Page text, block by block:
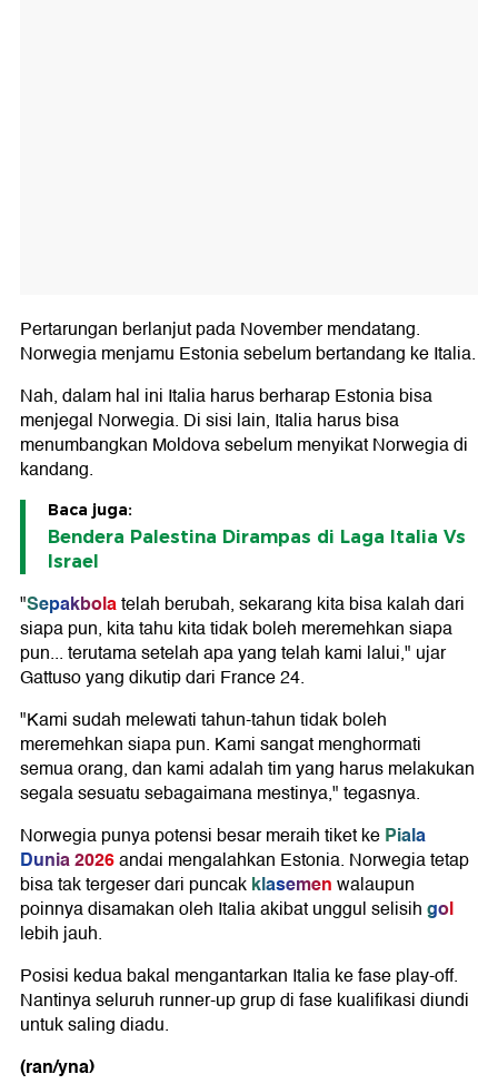
Pertarungan berlanjut pada November mendatang.
Norwegia menjamu Estonia sebelum bertandang ke Italia.
Nah, dalam hal ini Italia harus berharap Estonia bisa
menjegal Norwegia. Di sisi lain, Italia harus bisa
menumbangkan Moldova sebelum menyikat Norwegia di
kandang.
Baca juga:
Bendera Palestina Dirampas di Laga Italia Vs
Israel
"Sepakbolatelah berubah, sekarang kita bisa kalah dari
siapa pun, kita tahu kita tidak boleh meremehkan siapa
pun... terutama setelah apa yang telah kami lalui," ujar
Gattuso yang dikutip dari France 24.
"Kami sudah melewati tahun-tahun tidak boleh
meremehkan siapa pun. Kami sangat menghormati
semua orang, dan kami adalah tim yang harus melakukan
segala sesuatu sebagaimana mestinya," tegasnya.
Norwegia punya potensi besar meraih tiket kePiala
Dunia 2026andai mengalahkan Estonia. Norwegia tetap
bisa tak tergeser dari puncakklasemenwalaupun
poinnya disamakan oleh Italia akibat unggul selisihgol
lebih jauh.
Posisi kedua bakal mengantarkan Italia ke fase play-off.
Nantinya seluruh runner-up grup di fase kualifikasi diundi
untuk saling diadu.
(ran/yna)